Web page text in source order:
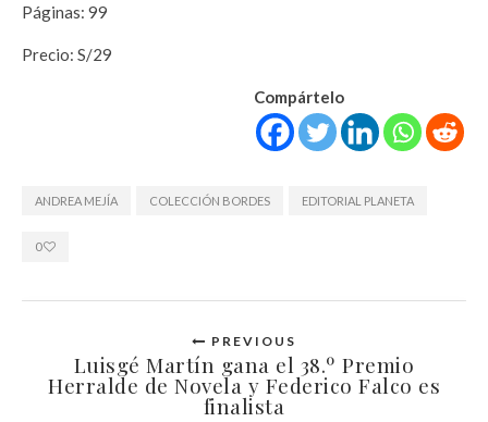
Páginas: 99
Precio: S/29
Compártelo
ANDREA MEJÍA COLECCIÓN BORDES EDITORIAL PLANETA
0
PREVIOUS
Luisgé Martín gana el 38.º Premio
Herralde de Novela y Federico Falco es
finalista